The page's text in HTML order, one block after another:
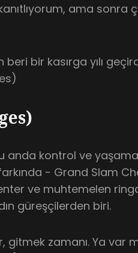
ama sonra
beri bir kasırga yılı
anda kontrol ve
- Grand Slam
ve muhtemelen
güreşçilerden biri.
gitmek zamanı. Ya var